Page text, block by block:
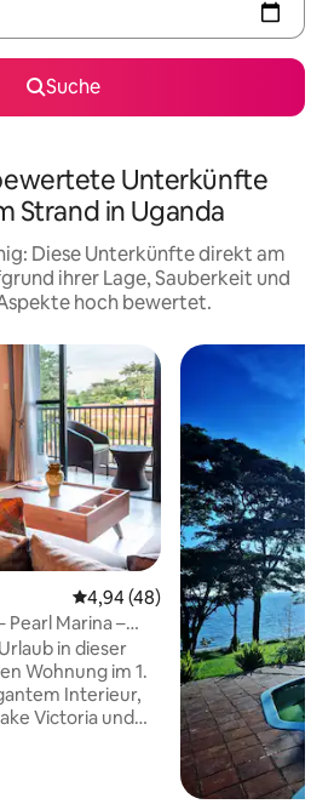
Suche
Unterkünfte
Strand in Uganda
Diese Unterkünfte direkt am
ihrer Lage, Sauberkeit und
hoch bewertet.
Durchschnittliche Bewertung:
4,94 (48)
Pearl Marina –
in dieser
Wohnung im 1.
Interieur,
Victoria und